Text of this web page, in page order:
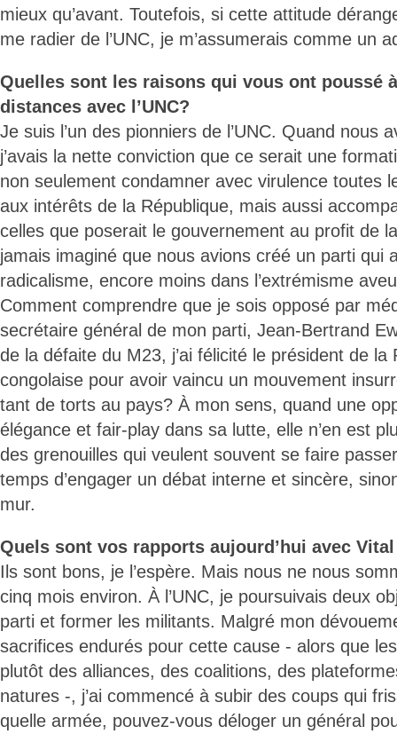
mieux qu’avant. Toutefois, si cette attitude
me radier de l’UNC, je m’assumerais comme un
Quelles sont les raisons qui vous ont poussé
distances avec l’UNC?
Je suis l’un des pionniers de l’UNC. Quand nous
j’avais la nette conviction que ce serait une
non seulement condamner avec virulence toutes
aux intérêts de la République, mais aussi
celles que poserait le gouvernement au profit de
jamais imaginé que nous avions créé un parti qui
radicalisme, encore moins dans l’extrémisme
Comment comprendre que je sois opposé par
secrétaire général de mon parti, Jean-Bertrand
de la défaite du M23, j’ai félicité le président de la
congolaise pour avoir vaincu un mouvement
tant de torts au pays? À mon sens, quand une
élégance et fair-play dans sa lutte, elle n’en est
des grenouilles qui veulent souvent se faire
temps d’engager un débat interne et sincère,
mur.
Quels sont vos rapports aujourd’hui avec
Ils sont bons, je l’espère. Mais nous ne nous
cinq mois environ. À l’UNC, je poursuivais deux
parti et former les militants. Malgré mon
sacrifices endurés pour cette cause - alors que
plutôt des alliances, des coalitions, des
natures -, j’ai commencé à subir des coups qui
quelle armée, pouvez-vous déloger un général